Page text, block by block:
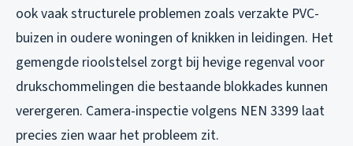
ook vaak structurele problemen zoals verzakte PVC-
buizen in oudere woningen of knikken in leidingen. Het
gemengde rioolstelsel zorgt bij hevige regenval voor
drukschommelingen die bestaande blokkades kunnen
verergeren. Camera-inspectie volgens NEN 3399 laat
precies zien waar het probleem zit.